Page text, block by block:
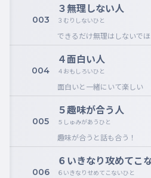
003
３無理しない人
３むりしないひと
できるだけ無理はしないで
004
４面白い人
４おもしろいひと
面白いと一緒にいて楽しい
005
５趣味が合う人
５しゅみがあうひと
趣味が合うと話も合う！
006
６いきなり攻めてこ
６いきなりせめてこないひと